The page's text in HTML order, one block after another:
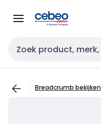
naar
naar
Zoekveld invoer
Breadcrumb bekijken